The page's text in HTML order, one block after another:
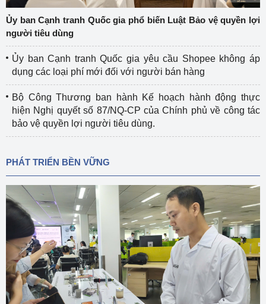
Ủy ban Cạnh tranh Quốc gia phổ biến Luật Bảo vệ quyền lợi
người tiêu dùng
Ủy ban Cạnh tranh Quốc gia yêu cầu Shopee không áp
dụng các loại phí mới đối với người bán hàng
Bộ Công Thương ban hành Kế hoạch hành động thực
hiện Nghị quyết số 87/NQ-CP của Chính phủ về công tác
bảo vệ quyền lợi người tiêu dùng.
PHÁT TRIỂN BỀN VỮNG